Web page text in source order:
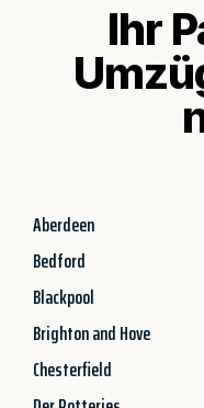
Ihr
Aberdeen
Bedford
Blackpool
Brighton and Hove
Chesterfield